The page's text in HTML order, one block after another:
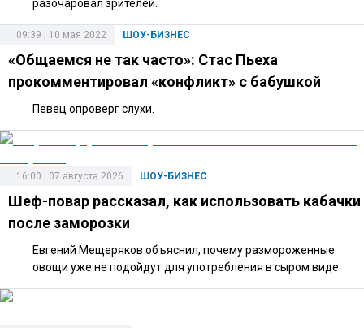
разочаровал зрителей.
ШОУ-БИЗНЕС
09:39 | 10 мая 2022
«Общаемся не так часто»: Стас Пьеха
прокомментировал «конфликт» с бабушкой
Певец опроверг слухи.
ШОУ-БИЗНЕС
16:00 | 07 августа 2026
Шеф-повар рассказал, как использовать кабачки
после заморозки
Евгений Мещеряков объяснил, почему размороженные
овощи уже не подойдут для употребления в сыром виде.